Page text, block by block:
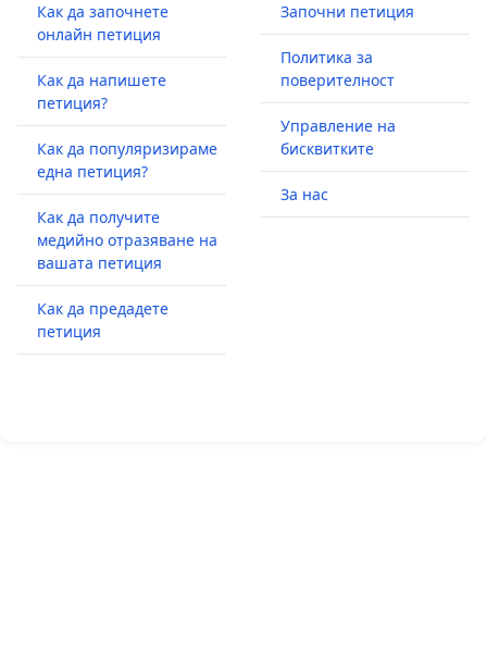
Как да започнете
онлайн петиция
Как да напишете
петиция?
Как да популяризираме
една петиция?
Как да получите
медийно отразяване на
вашата петиция
Как да предадете
петиция
Започни петиция
Политика за
поверителност
Управление на
бисквитките
За нас